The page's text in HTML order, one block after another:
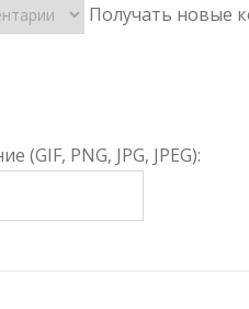
Получать новые
(GIF, PNG, JPG, JPEG):